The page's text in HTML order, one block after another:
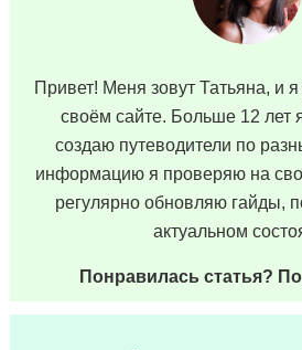
Привет! Меня зовут Татьяна, и
своём сайте. Больше 12 лет
создаю путеводители по
информацию я проверяю на
регулярно обновляю гайды,
актуальном
Понравилась статья?